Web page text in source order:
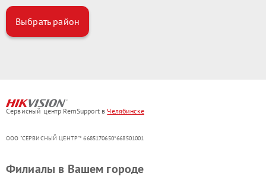
Выбрать район
Сервисный центр RemSupport в Челябинске
ООО "СЕРВИСНЫЙ ЦЕНТР"* 6685170650*668501001
Филиалы в Вашем городе